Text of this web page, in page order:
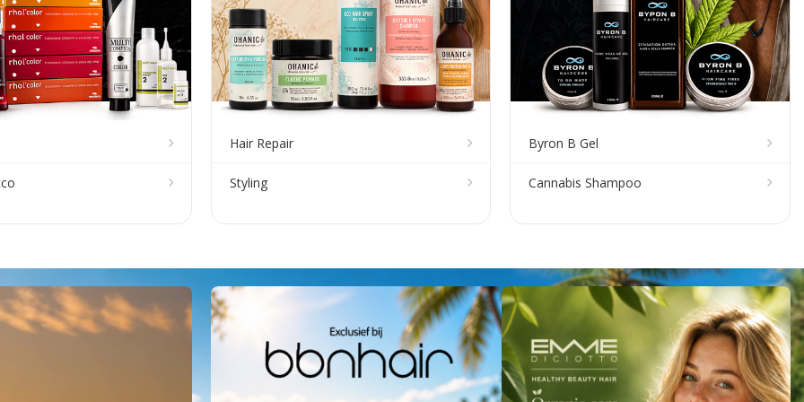
Hair Repair
Styling
Byron B Gel
Cannabis Shampoo